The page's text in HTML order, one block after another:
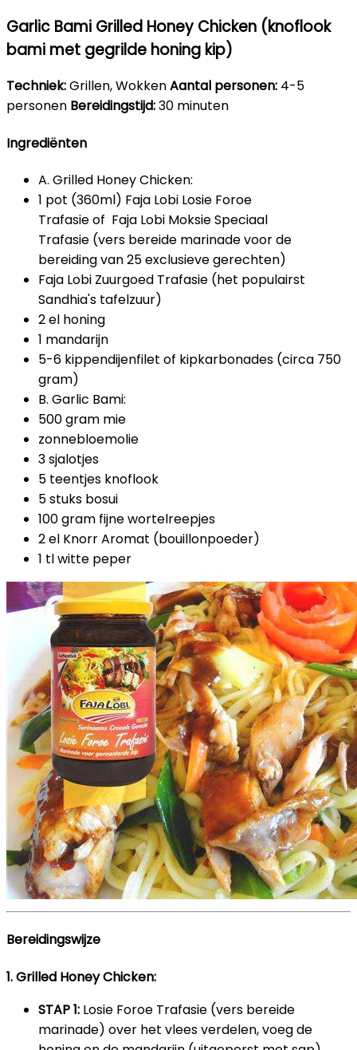
Garlic Bami Grilled Honey Chicken (knoflook
bami met gegrilde honing kip)
Techniek:Grillen, WokkenAantal personen: 4-5
personen Bereidingstijd:30 minuten
Ingrediënten
A. Grilled Honey Chicken:
1 pot (360ml) Faja Lobi Losie Foroe
Trafasie of Faja Lobi Moksie Speciaal
Trafasie (vers bereide marinade voor de
bereiding van 25 exclusieve gerechten)
Faja Lobi Zuurgoed Trafasie (het populairst
Sandhia's tafelzuur)
2 el honing
1 mandarijn
5-6 kippendijenfilet of kipkarbonades (circa 750
gram)
B. Garlic Bami:
500 gram mie
zonnebloemolie
3 sjalotjes
5 teentjes knoflook
5 stuks bosui
100 gram fijne wortelreepjes
2 el Knorr Aromat (bouillonpoeder)
1 tl witte peper
Bereidingswijze
1. Grilled Honey Chicken:
STAP 1: Losie Foroe Trafasie (vers bereide
marinade) over het vlees verdelen, voeg de